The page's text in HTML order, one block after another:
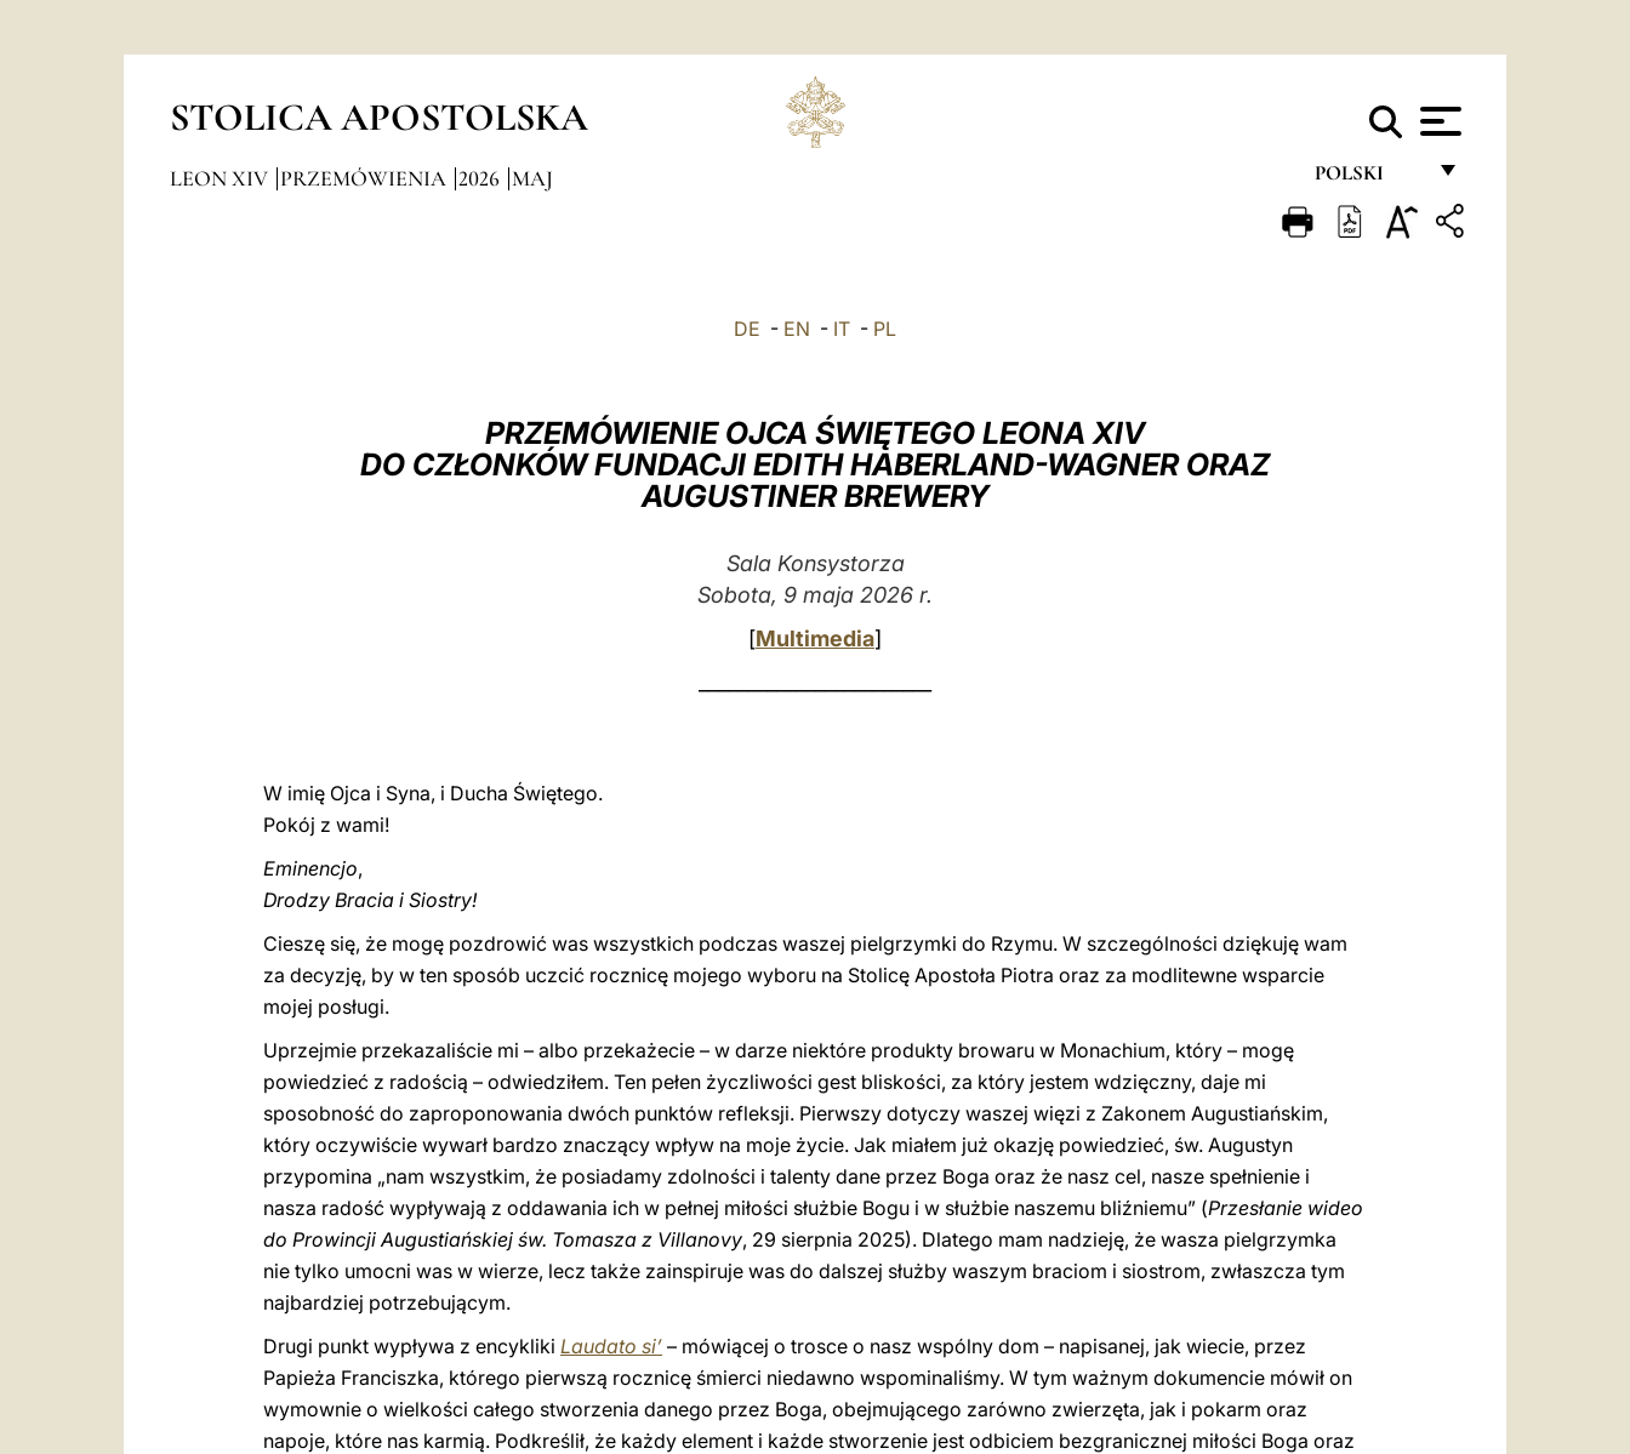
STOLICA APOSTOLSKA
POLSKI
FRANÇAIS
LEON XIV PRZEMÓWIENIA 2026 MAJ
DE - EN - IT - PL
PRZEMÓWIENIE OJCA ŚWIĘTEGO LEONA XIV
DO CZŁONKÓW FUNDACJI EDITH HABERLAND-WAGNER ORAZ
AUGUSTINER BREWERY
Sala Konsystorza
Sobota, 9 maja 2026 r.
[Multimedia]
W imię Ojca i Syna, i Ducha Świętego.
Pokój z wami!
Eminencjo,
Drodzy Bracia i Siostry!
Cieszę się, że mogę pozdrowić was wszystkich podczas waszej pielgrzymki do Rzymu. W szczególności dziękuję wam
za decyzję, by w ten sposób uczcić rocznicę mojego wyboru na Stolicę Apostoła Piotra oraz za modlitewne wsparcie
mojej posługi.
Uprzejmie przekazaliście mi – albo przekażecie – w darze niektóre produkty browaru w Monachium, który – mogę
powiedzieć z radością – odwiedziłem. Ten pełen życzliwości gest bliskości, za który jestem wdzięczny, daje mi
sposobność do zaproponowania dwóch punktów refleksji. Pierwszy dotyczy waszej więzi z Zakonem Augustiańskim,
który oczywiście wywarł bardzo znaczący wpływ na moje życie. Jak miałem już okazję powiedzieć, św. Augustyn
przypomina „nam wszystkim, że posiadamy zdolności i talenty dane przez Boga oraz że nasz cel, nasze spełnienie i
nasza radość wypływają z oddawania ich w pełnej miłości służbie Bogu i w służbie naszemu bliźniemu” (Przesłanie wideo
do Prowincji Augustiańskiej św. Tomasza z Villanovy, 29 sierpnia 2025). Dlatego mam nadzieję, że wasza pielgrzymka
nie tylko umocni was w wierze, lecz także zainspiruje was do dalszej służby waszym braciom i siostrom, zwłaszcza tym
najbardziej potrzebującym.
Drugi punkt wypływa z encykliki Laudato si’ – mówiącej o trosce o nasz wspólny dom – napisanej, jak wiecie, przez
Papieża Franciszka, którego pierwszą rocznicę śmierci niedawno wspominaliśmy. W tym ważnym dokumencie mówił on
wymownie o wielkości całego stworzenia danego przez Boga, obejmującego zarówno zwierzęta, jak i pokarm oraz
napoje, które nas karmią. Podkreślił, że każdy element i każde stworzenie jest odbiciem bezgranicznej miłości Boga oraz